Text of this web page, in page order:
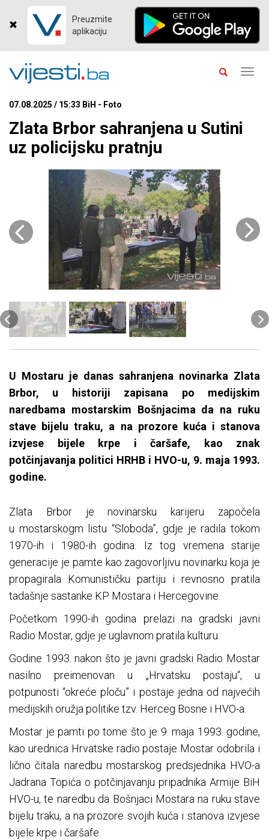
Preuzmite
aplikaciju
07.08.2025 / 15:33 BiH - Foto
Zlata Brbor sahranjena u Sutini
uz policijsku pratnju
U Mostaru je danas sahranjena novinarka Zlata
Brbor, u historiji zapisana po medijskim
naredbama mostarskim Bošnjacima da na ruku
stave bijelu traku, a na prozore kuća i stanova
izvjese bijele krpe i čaršafe, kao znak
potčinjavanja politici HRHB i HVO-u, 9. maja 1993.
godine.
Zlata Brbor je novinarsku karijeru započela
u mostarskogm listu “Sloboda”, gdje je radila tokom
1970-ih i 1980-ih godina. Iz tog vremena starije
generacije je pamte kao zagovorljivu novinarku koja je
propagirala Komunističku partiju i revnosno pratila
tadašnje sastanke KP Mostara i Hercegovine.
Početkom 1990-ih godina prelazi na gradski javni
Radio Mostar, gdje je uglavnom pratila kulturu.
Godine 1993. nakon što je javni gradski Radio Mostar
nasilno preimenovan u „Hrvatsku postaju“, u
potpunosti “okreće ploču” i postaje jedna od najvećih
medijskih oružja politike tzv. Herceg Bosne i HVO-a.
Mostar je pamti po tome što je 9. maja 1993. godine,
kao urednica Hrvatske radio postaje Mostar odobrila i
lično čitala naredbu mostarskog predsjednika HVO-a
Jadrana Topića o potčinjavanju pripadnika Armije BiH
HVO-u, te naredbu da Bošnjaci Mostara na ruku stave
bijelu traku, a na prozore svojih kuća i stanova izvjese
bijele krpe i čaršafe.